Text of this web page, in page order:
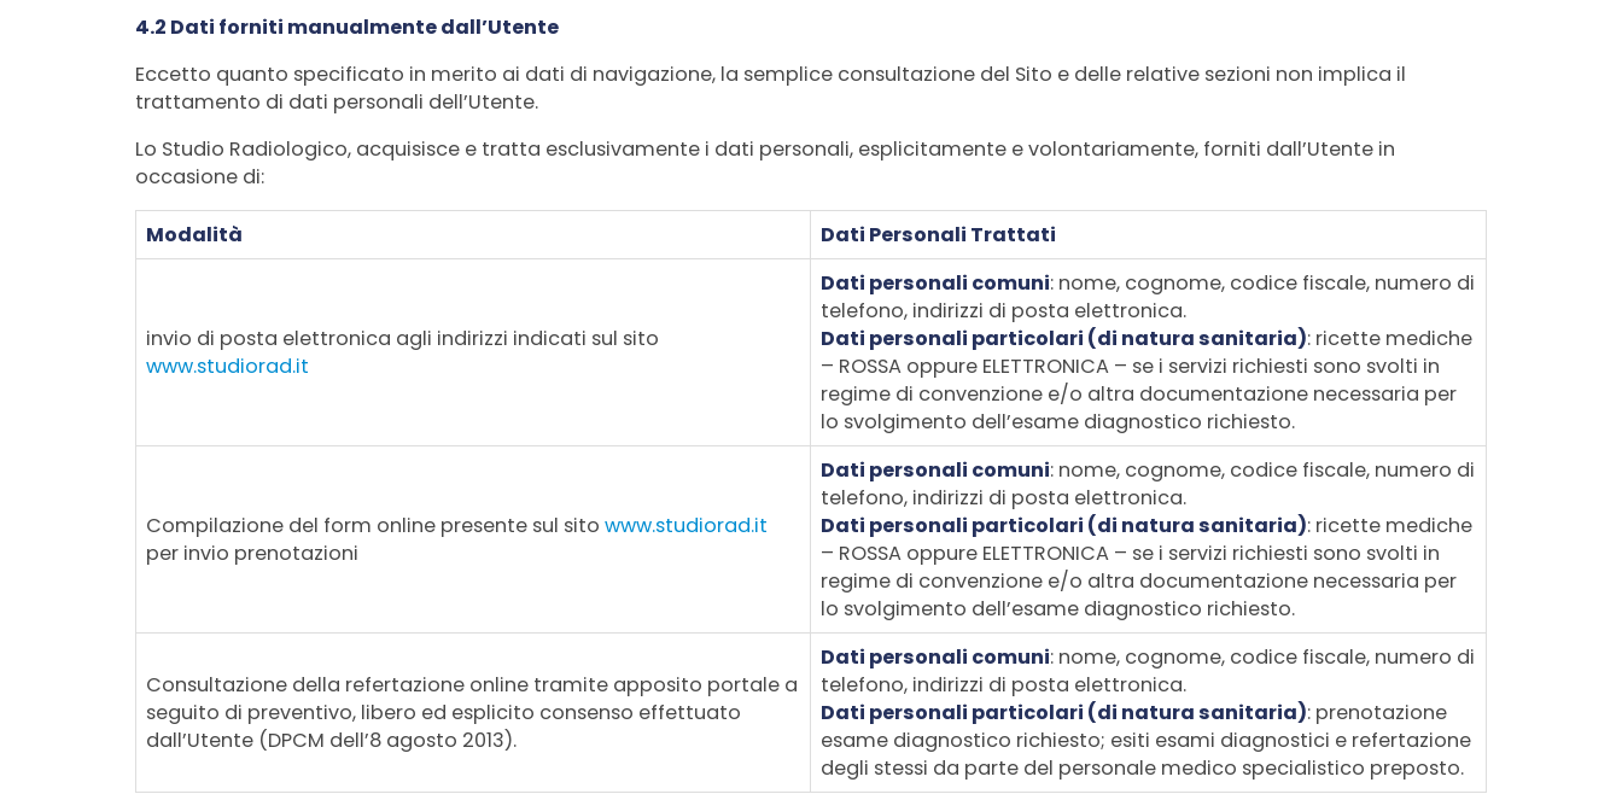
4.2 Dati forniti manualmente dall’Utente
Eccetto quanto specificato in merito ai dati di navigazione, la semplice consultazione del Sito e delle relative sezioni non implica il
trattamento di dati personali dell’Utente.
Lo Studio Radiologico, acquisisce e tratta esclusivamente i dati personali, esplicitamente e volontariamente, forniti dall’Utente in
occasione di:
Modalità Dati Personali Trattati
invio di posta elettronica agli indirizzi indicati sul sito
www.studiorad.it
Dati personali comuni: nome, cognome, codice fiscale, numero di
telefono, indirizzi di posta elettronica.
Dati personali particolari (di natura sanitaria): ricette mediche
– ROSSA oppure ELETTRONICA – se i servizi richiesti sono svolti in
regime di convenzione e/o altra documentazione necessaria per
lo svolgimento dell’esame diagnostico richiesto.
Compilazione del form online presente sul sitowww.studiorad.it
per invio prenotazioni
Dati personali comuni: nome, cognome, codice fiscale, numero di
telefono, indirizzi di posta elettronica.
Dati personali particolari (di natura sanitaria): ricette mediche
– ROSSA oppure ELETTRONICA – se i servizi richiesti sono svolti in
regime di convenzione e/o altra documentazione necessaria per
lo svolgimento dell’esame diagnostico richiesto.
Consultazione della refertazione online tramite apposito portale a
seguito di preventivo, libero ed esplicito consenso effettuato
dall’Utente (DPCM dell’8 agosto 2013).
Dati personali comuni: nome, cognome, codice fiscale, numero di
telefono, indirizzi di posta elettronica.
Dati personali particolari (di natura sanitaria): prenotazione
esame diagnostico richiesto; esiti esami diagnostici e refertazione
degli stessi da parte del personale medico specialistico preposto.